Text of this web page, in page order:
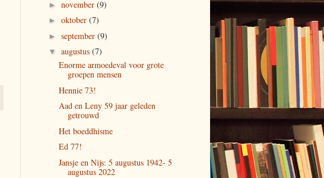
► november (9)
► oktober (7)
► september (9)
▼ augustus (7)
Enorme armoedeval voor grote
groepen mensen
Hennie 73!
Aad en Leny 59 jaar geleden
getrouwd
Het boeddhisme
Ed 77!
Jansje en Nijs: 5 augustus 1942- 5
augustus 2022